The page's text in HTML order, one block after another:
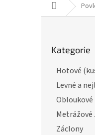
Domů
kategorie
Kategorie
Hotové
Levné a
Metrážové
Záclony